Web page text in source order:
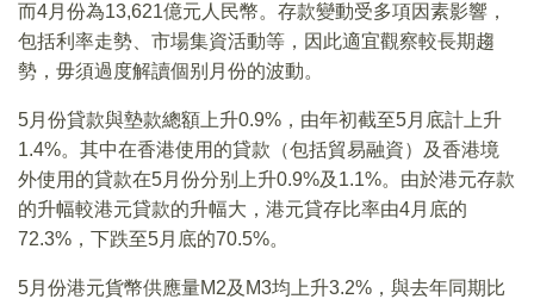
而4月份為13,621億元人民幣。存款變動受多項因素影響，
包括利率走勢、市場集資活動等，因此適宜觀察較長期趨
勢，毋須過度解讀個别月份的波動。
5月份貸款與墊款總額上升0.9%，由年初截至5月底計上升
1.4%。其中在香港使用的貸款（包括貿易融資）及香港境
外使用的貸款在5月份分别上升0.9%及1.1%。由於港元存款
的升幅較港元貸款的升幅大，港元貸存比率由4月底的
72.3%，下跌至5月底的70.5%。
5月份港元貨幣供應量M2及M3均上升3.2%，與去年同期比